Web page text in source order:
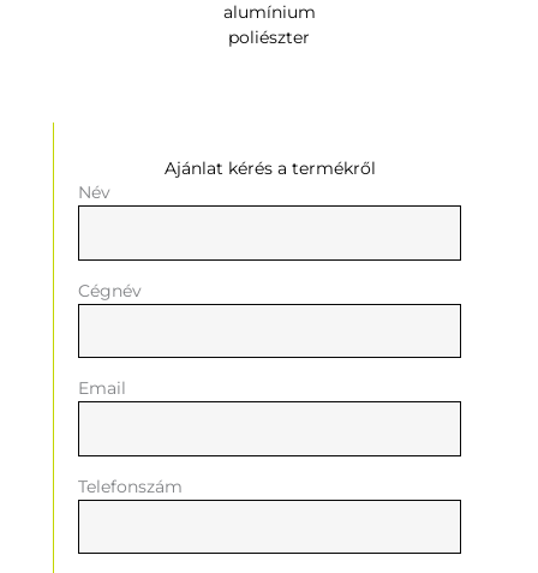
alumínium
poliészter
Ajánlat kérés a termékről
Név
Cégnév
Email
Telefonszám